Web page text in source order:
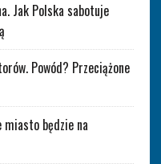
Jak Polska sabotuje
Powód? Przeciążone
miasto będzie na